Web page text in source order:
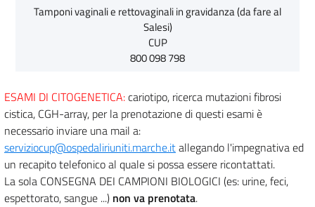
Tamponi vaginali e rettovaginali in gravidanza (da fare al
Salesi)
CUP
800 098 798
ESAMI DI CITOGENETICA:cariotipo, ricerca mutazioni fibrosi
cistica, CGH-array, per la prenotazione di questi esami è
necessario inviare una mail a:
serviziocup@ospedaliriuniti.marche.itallegando l'impegnativa ed
un recapito telefonico al quale si possa essere ricontattati.
La sola CONSEGNA DEI CAMPIONI BIOLOGICI (es: urine, feci,
espettorato, sangue ...) non va prenotata.